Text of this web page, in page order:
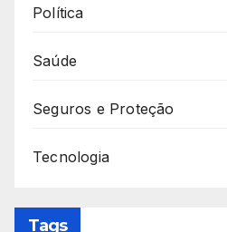
Política
Saúde
Seguros e Proteção
Tecnologia
Tags